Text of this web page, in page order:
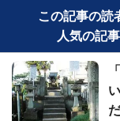
この記事の読
人気の記事